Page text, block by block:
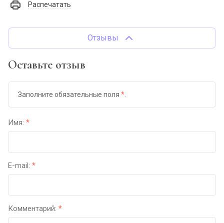
Распечатать
Отзывы
Оставьте отзыв
Заполните обязательные поля *
Имя: *
E-mail: *
Комментарий: *